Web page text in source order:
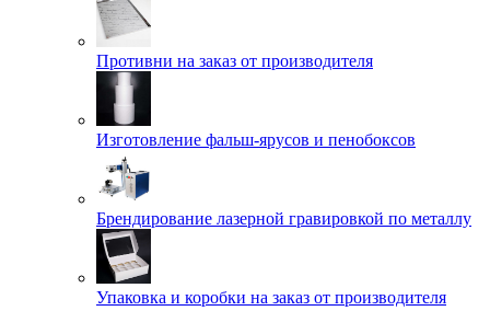
Противни на заказ от производителя
Изготовление фальш-ярусов и пенобоксов
Брендирование лазерной гравировкой по металлу
Упаковка и коробки на заказ от производителя